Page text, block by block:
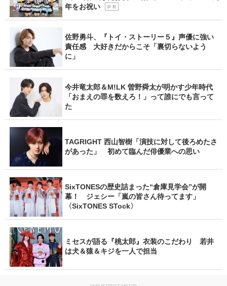
年をお祝い
P R
佐野勇斗、『トイ・ストーリー５』声優に強い
責任感 大好きだからこそ「裏切らないよう
に」
今井竜太郎＆M!LK 曽野舜太が明かす少年時代
「おまえの罪を数えろ！」って誰にでも言って
た
TAGRIGHT 西山智樹「演技に対して後ろめたさ
があった」 初めて臨んだ俳優業への思い
SixTONESの歴史詰まった“倉庫見学会”が開
幕！ ジェシー「嵐の皆さん待ってます」
〈SixTONES STock〉
ミセスが語る『桃太郎』衣装のこだわり 若井
は犬＆猿＆キジを一人で担当